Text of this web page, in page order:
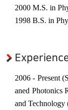
2000 M.S. in
1998 B.S. in
2006 - Present
aned Photonics
and